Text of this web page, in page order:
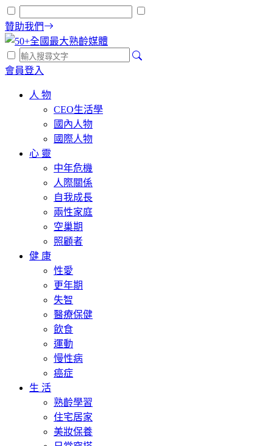
贊助我們
會員登入
人 物
CEO生活學
國內人物
國際人物
心 靈
中年危機
人際關係
自我成長
兩性家庭
空巢期
照顧者
健 康
性愛
更年期
失智
醫療保健
飲食
運動
慢性病
癌症
生 活
熟齡學習
住宅居家
美妝保養